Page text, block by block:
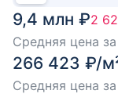
9,4 млн ₽2
Средняя цена
266 423 ₽/
Средняя цена